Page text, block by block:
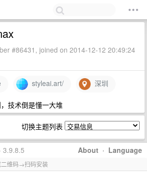
#86431, joined on 2014-12-12 20:49:24
styleai.art/ 深圳
技术倒是懂一大堆
切换主题列表
About · Language
3.9.8.5
维码→扫码安装